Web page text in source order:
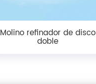
Molino refinador de disco
doble